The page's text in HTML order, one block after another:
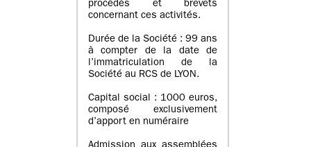
procédés et brevets
concernant ces activités.
Durée de la Société : 99 ans
à compter de la date de
l’immatriculation de la
Société au RCS de LYON.
Capital social : 1000 euros,
composé exclusivement
d’apport en numéraire